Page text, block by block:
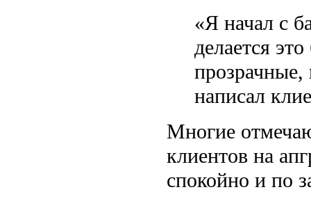
«Я начал с
делается
прозрачные,
написал
Многие
клиентов на
спокойно и по